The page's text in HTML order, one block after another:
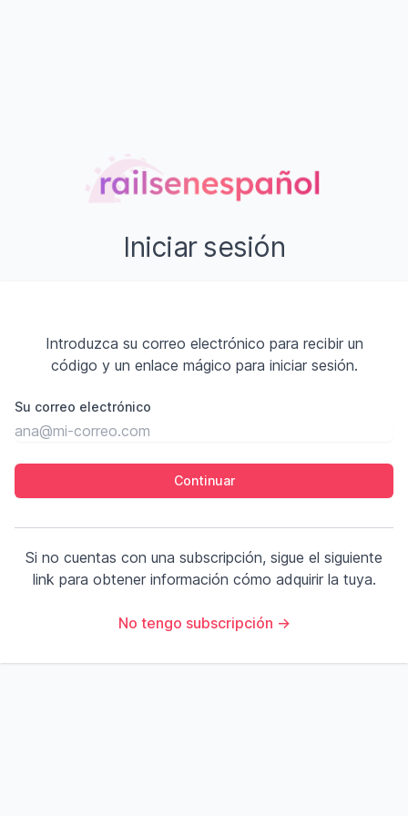
Iniciar sesión
Introduzca su correo electrónico para recibir un
código y un enlace mágico para iniciar sesión.
Su correo electrónico
Si no cuentas con una subscripción, sigue el siguiente
link para obtener información cómo adquirir la tuya.
No tengo subscripción →